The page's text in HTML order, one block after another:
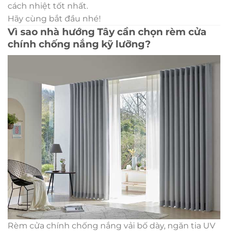
cách nhiệt tốt nhất.
Hãy cùng bắt đầu nhé!
Vì sao nhà hướng Tây cần chọn rèm cửa
chính chống nắng kỹ lưỡng?
Rèm cửa chính chống nắng vải bố dày, ngăn tia UV